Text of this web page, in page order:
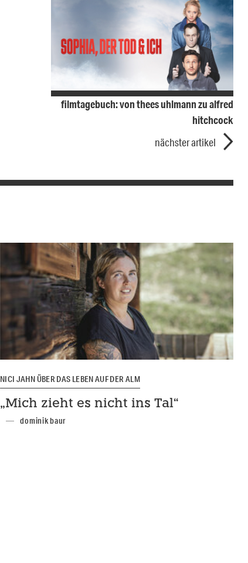
filmtagebuch: von thees uhlmann zu alfred
hitchcock
nächster artikel
NICI JAHN ÜBER DAS LEBEN AUF DER ALM
„Mich zieht es nicht ins Tal“
dominik baur